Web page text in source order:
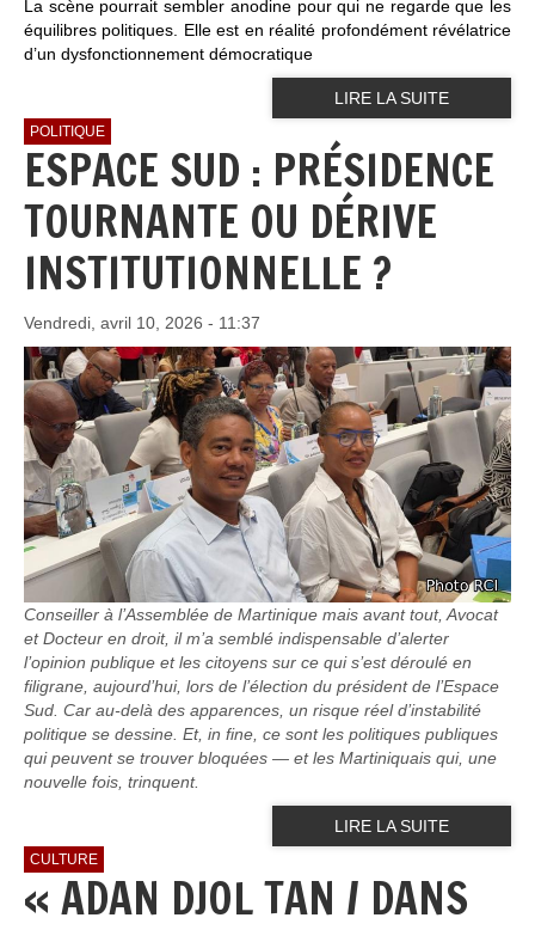
La scène pourrait sembler anodine pour qui ne regarde que les
équilibres politiques. Elle est en réalité profondément révélatrice
d’un dysfonctionnement démocratique
LIRE LA SUITE
POLITIQUE
ESPACE SUD : PRÉSIDENCE
TOURNANTE OU DÉRIVE
INSTITUTIONNELLE ?
Vendredi, avril 10, 2026 - 11:37
Conseiller à l’Assemblée de Martinique mais avant tout, Avocat
et Docteur en droit, il m’a semblé indispensable d’alerter
l’opinion publique et les citoyens sur ce qui s’est déroulé en
filigrane, aujourd’hui, lors de l’élection du président de l’Espace
Sud. Car au-delà des apparences, un risque réel d’instabilité
politique se dessine. Et, in fine, ce sont les politiques publiques
qui peuvent se trouver bloquées — et les Martiniquais qui, une
nouvelle fois, trinquent.
LIRE LA SUITE
CULTURE
« ADAN DJOL TAN / DANS